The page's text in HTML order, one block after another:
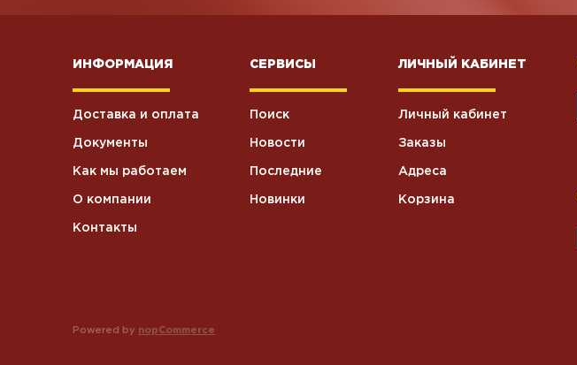
ИНФОРМАЦИЯ
Доставка и оплата
Документы
Как мы работаем
О компании
Контакты
СЕРВИСЫ
Поиск
Новости
Последние
Новинки
ЛИЧНЫЙ КАБИНЕТ
Личный кабинет
Заказы
Адреса
Корзина
Powered by nopCommerce